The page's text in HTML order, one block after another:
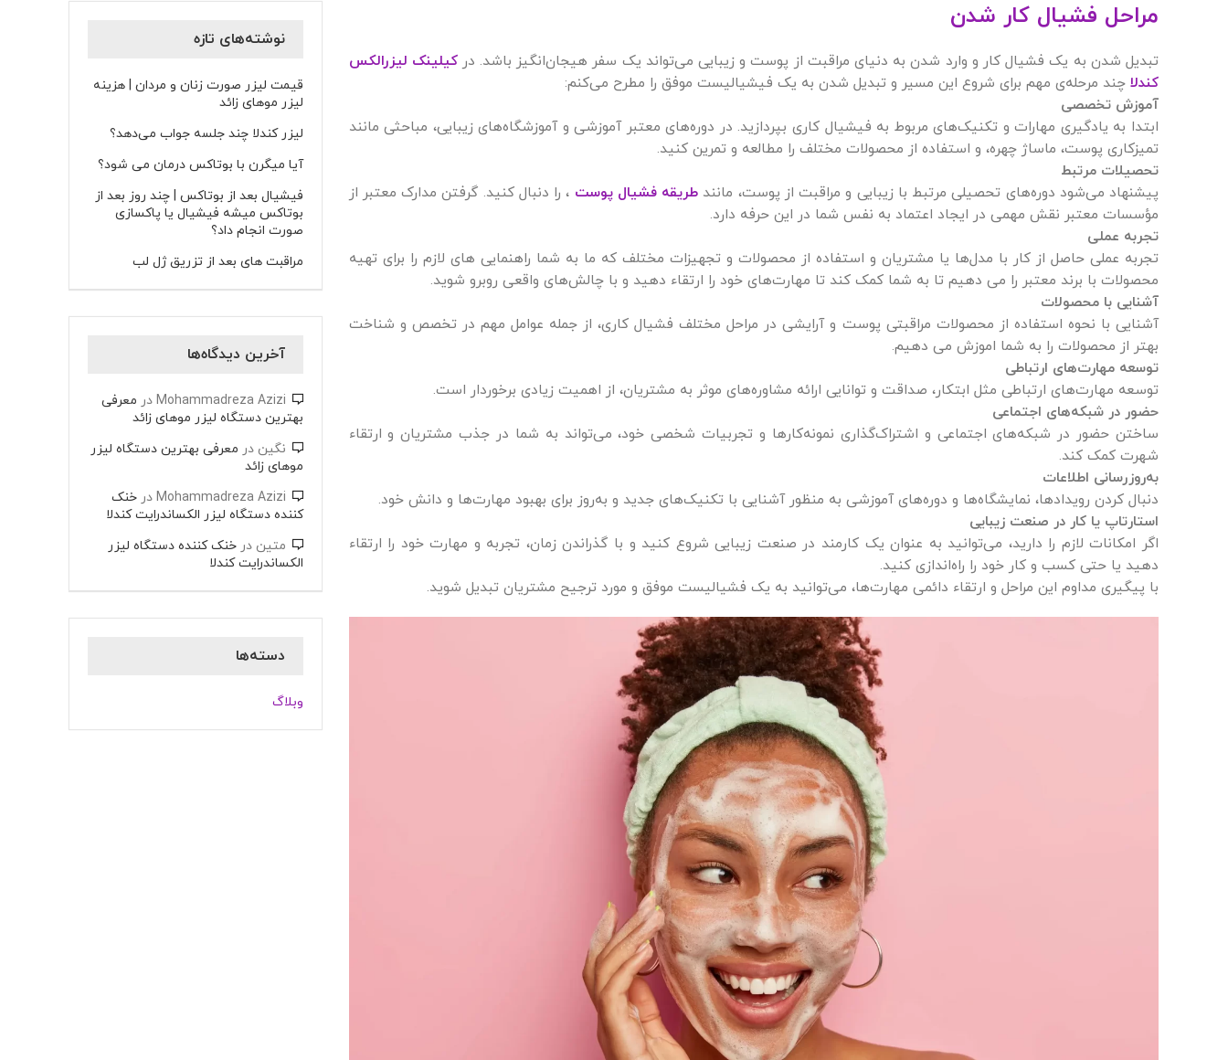
مراحل فشیال کار شدن
تبدیل شدن به یک فشیال کار و وارد شدن به دنیای مراقبت از پوست و زیبایی می‌تواند یک سفر هیجان‌انگیز باشد. درکیلینک لیزرالکس
کندلا چند مرحله‌ی مهم برای شروع این مسیر و تبدیل شدن به یک فیشیالیست موفق را مطرح می‌کنم:
آموزش تخصصی
ابتدا به یادگیری مهارات و تکنیک‌های مربوط به فیشیال کاری بپردازید. در دوره‌های معتبر آموزشی و آموزشگاه‌های زیبایی، مباحثی مانند
تمیزکاری پوست، ماساژ چهره، و استفاده از محصولات مختلف را مطالعه و تمرین کنید.
تحصیلات مرتبط
پیشنهاد می‌شود دوره‌های تحصیلی مرتبط با زیبایی و مراقبت از پوست، مانند طریقه فشیال پوست ، را دنبال کنید. گرفتن مدارک معتبر از
مؤسسات معتبر نقش مهمی در ایجاد اعتماد به نفس شما در این حرفه دارد.
تجربه عملی
تجربه عملی حاصل از کار با مدل‌ها یا مشتریان و استفاده از محصولات و تجهیزات مختلف که ما به شما راهنمایی های لازم را برای تهیه
محصولات با برند معتبر را می دهیم تا به شما کمک کند تا مهارت‌های خود را ارتقاء دهید و با چالش‌های واقعی روبرو شوید.
آشنایی با محصولات
آشنایی با نحوه استفاده از محصولات مراقبتی پوست و آرایشی در مراحل مختلف فشیال کاری، از جمله عوامل مهم در تخصص و شناخت
بهتر از محصولات را به شما اموزش می دهیم.
توسعه مهارت‌های ارتباطی
توسعه مهارت‌های ارتباطی مثل ابتکار، صداقت و توانایی ارائه مشاوره‌های موثر به مشتریان، از اهمیت زیادی برخوردار است.
حضور در شبکه‌های اجتماعی
ساختن حضور در شبکه‌های اجتماعی و اشتراک‌گذاری نمونه‌کارها و تجربیات شخصی خود، می‌تواند به شما در جذب مشتریان و ارتقاء
شهرت کمک کند.
به‌روزرسانی اطلاعات
دنبال کردن رویدادها، نمایشگاه‌ها و دوره‌های آموزشی به منظور آشنایی با تکنیک‌های جدید و به‌روز برای بهبود مهارت‌ها و دانش خود.
استارتاپ یا کار در صنعت زیبایی
اگر امکانات لازم را دارید، می‌توانید به عنوان یک کارمند در صنعت زیبایی شروع کنید و با گذراندن زمان، تجربه و مهارت خود را ارتقاء
دهید یا حتی کسب و کار خود را راه‌اندازی کنید.
با پیگیری مداوم این مراحل و ارتقاء دائمی مهارت‌ها، می‌توانید به یک فشیالیست موفق و مورد ترجیح مشتریان تبدیل شوید.
نوشته‌های تازه
قیمت لیزر صورت زنان و مردان | هزینه
لیزر موهای زائد
لیزر کندلا چند جلسه جواب می‌دهد؟
آیا میگرن با بوتاکس درمان می شود؟
فیشیال بعد از بوتاکس | چند روز بعد از
بوتاکس میشه فیشیال یا پاکسازی
صورت انجام داد؟
مراقبت های بعد از تزریق ژل لب
آخرین دیدگاه‌ها
Mohammadreza Azizi در معرفی
بهترین دستگاه لیزر موهای زائد
نگین در معرفی بهترین دستگاه لیزر
موهای زائد
Mohammadreza Azizi درخنک
کننده دستگاه لیزر الکساندرایت کندلا
متین درخنک کننده دستگاه لیزر
الکساندرایت کندلا
دسته‌ها
وبلاگ